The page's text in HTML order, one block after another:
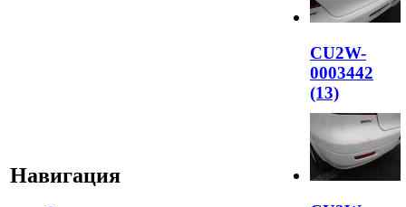
Навигация
CU2W-
0003442
(13)